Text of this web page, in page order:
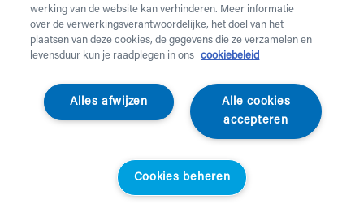
Opgelet!Je huurt voor minstens 1 maand en betaalt een
servicekost. Check de prijzenhier. Een gewone levering
duurt 2 werkdagen, een dringende levering krijg je de
feestdagen.
werking van de website kan verhinderen. Meer informatie
over de verwerkingsverantwoordelijke, het doel van het
plaatsen van deze cookies, de gegevens die ze verzamelen en
levensduur kun je raadplegen in ons
cookiebeleid
Alle cookies
accepteren
Alles afwijzen
Cookies beheren